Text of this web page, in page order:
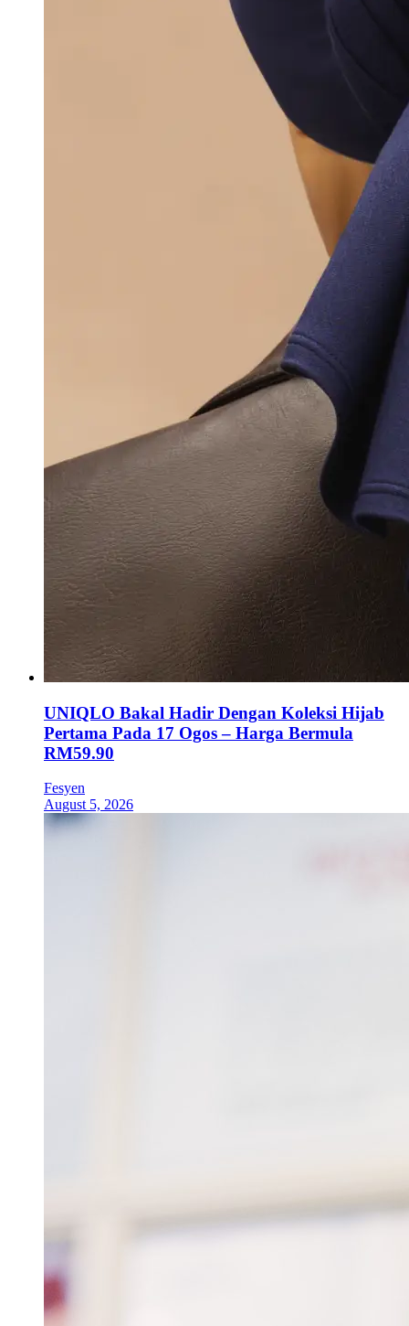
UNIQLO Bakal Hadir Dengan Koleksi Hijab
Pertama Pada 17 Ogos – Harga Bermula
RM59.90
Fesyen
August 5, 2026